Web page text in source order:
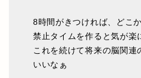
8時間がきつければ、どこ
禁止タイムを作ると気が楽
これを続けて将来の脳関連
いいなぁ